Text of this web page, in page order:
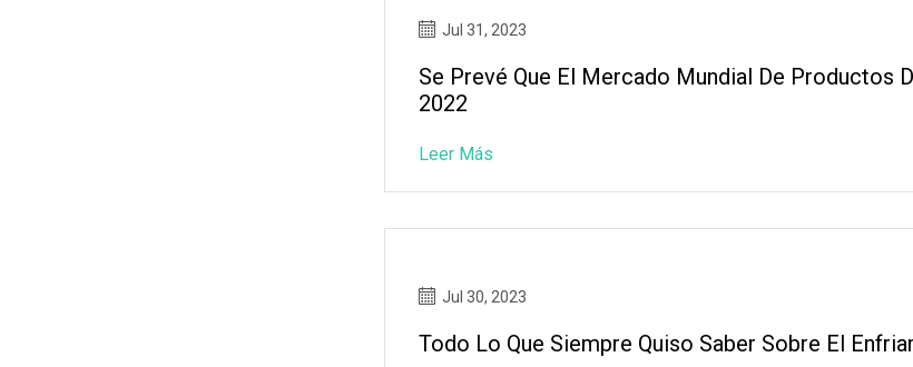
Jul 31, 2023
Se Prevé Que El Mercado Mundial De Productos
2022
Leer Más
Jul 30, 2023
Todo Lo Que Siempre Quiso Saber Sobre El